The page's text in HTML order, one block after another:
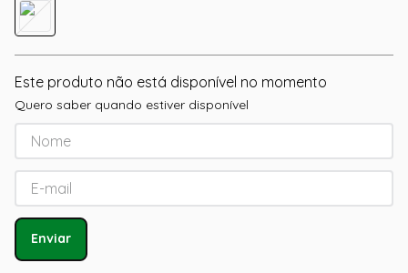
Este produto não está disponível no momento
Quero saber quando estiver disponível
Enviar